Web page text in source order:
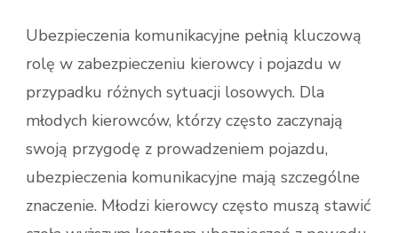
Ubezpieczenia komunikacyjne pełnią kluczową
rolę w zabezpieczeniu kierowcy i pojazdu w
przypadku różnych sytuacji losowych. Dla
młodych kierowców, którzy często zaczynają
swoją przygodę z prowadzeniem pojazdu,
ubezpieczenia komunikacyjne mają szczególne
znaczenie. Młodzi kierowcy często muszą stawić